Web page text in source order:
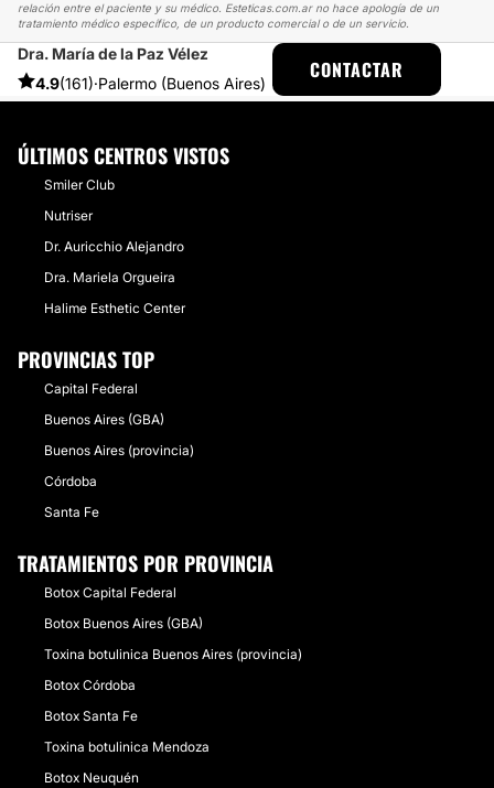
relación entre el paciente y su médico. Esteticas.com.ar no hace apología de un
tratamiento médico específico, de un producto comercial o de un servicio.
Dra. María de la Paz Vélez
4.9(161)·Palermo (Buenos Aires)
CONTACTAR
ESTETICAS EXPERIENCIAS
EXPERIENCIAS SOBRE BOTOX
PRIMERA APLICACIÓN DE BOTOX
ÚLTIMOS CENTROS VISTOS
Smiler Club
Nutriser
Dr. Auricchio Alejandro
Dra. Mariela Orgueira
Halime Esthetic Center
PROVINCIAS TOP
Capital Federal
Buenos Aires (GBA)
Buenos Aires (provincia)
Córdoba
Santa Fe
TRATAMIENTOS POR PROVINCIA
Botox Capital Federal
Botox Buenos Aires (GBA)
Toxina botulinica Buenos Aires (provincia)
Botox Córdoba
Botox Santa Fe
Toxina botulinica Mendoza
Botox Neuquén